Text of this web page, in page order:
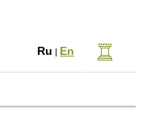
Ru | En